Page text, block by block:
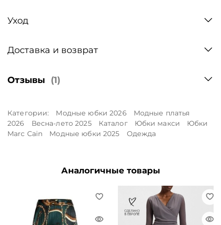
Уход
Доставка и возврат
Отзывы (1)
Категории: Модные юбки 2026
Модные платья
2026
Весна-лето 2025 Каталог Юбки макси
Юбки
Marc Cain
Модные юбки 2025 Одежда
Аналогичные товары